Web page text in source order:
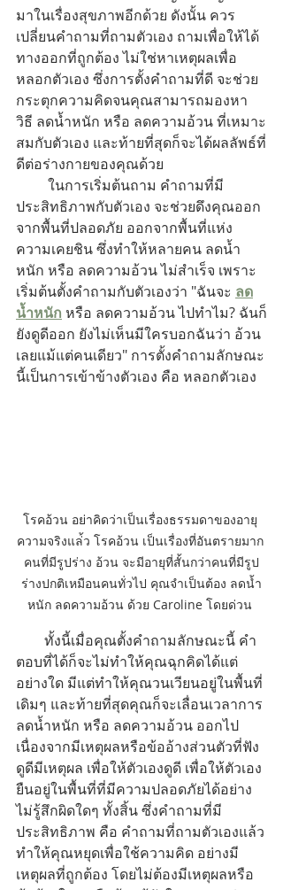
มาในเรื่องสุขภาพอีกด้วย ดังนั้น ควร
เปลี่ยนคำถามที่ถามตัวเอง ถามเพื่อให้ได้
ทางออกที่ถูกต้อง ไม่ใช่หาเหตุผลเพื่อ
หลอกตัวเอง ซึ่งการตั้งคำถามที่ดี จะช่วย
กระตุกความคิดจนคุณสามารถมองหา
วิธี ลดน้ำหนัก หรือ ลดความอ้วน ที่เหมาะ
สมกับตัวเอง และท้ายที่สุดก็จะได้ผลลัพธ์ที่
ดีต่อร่างกายของคุณด้วย
ประสิทธิภาพกับตัวเอง จะช่วยดึงคุณออก
จากพื้นที่ปลอดภัย ออกจากพื้นที่แห่ง
ความเคยชิน ซึ่งทำให้หลายคน ลดน้ำ
หนัก หรือ ลดความอ้วน ไม่สำเร็จ เพราะ
เริ่มต้นตั้งคำถามกับตัวเองว่า "ฉันจะ ลด
น้ำหนัก หรือ ลดความอ้วน ไปทำไม? ฉันก็
ยังดูดีออก ยังไม่เห็นมีใครบอกฉันว่า อ้วน
เลยแม้แต่คนเดียว" การตั้งคำถามลักษณะ
นี้เป็นการเข้าข้างตัวเอง คือ หลอกตัวเอง
โรคอ้วน อย่าคิดว่าเป็นเรื่องธรรมดาของอายุ
ความจริงแล่้ว โรคอ้วน เป็นเรื่องที่อันตรายมาก
คนที่มีรูปร่าง อ้วน จะมีอายุที่สั้นกว่าคนที่มีรูป
ร่างปกติเหมือนคนทั่วไป คุณจำเป็นต้อง ลดน้ำ
หนัก ลดความอ้วน ด้วย Caroline โดยด่วน
ตอบที่ได้ก็จะไม่ทำให้คุณฉุกคิดได้แต่
อย่างใด มีแต่ทำให้คุณวนเวียนอยู่ในพื้นที่
เดิมๆ และท้ายที่สุดคุณก็จะเลื่อนเวลาการ
ลดน้ำหนัก หรือ ลดความอ้วน ออกไป
เนื่องจากมีเหตุผลหรือข้ออ้างส่วนตัวที่ฟัง
ดูดีมีเหตุผล เพื่อให้ตัวเองดูดี เพื่อให้ตัวเอง
ยืนอยู่ในพื้นที่ที่มีความปลอดภัยได้อย่าง
ไม่รู้สึกผิดใดๆ ทั้งสิ้น ซึ่งคำถามที่มี
ประสิทธิภาพ คือ คำถามที่ถามตัวเองแล้ว
ทำให้คุณหยุดเพื่อใช้ความคิด อย่างมี
เหตุผลที่ถูกต้อง โดยไม่ต้องมีเหตุผลหรือ